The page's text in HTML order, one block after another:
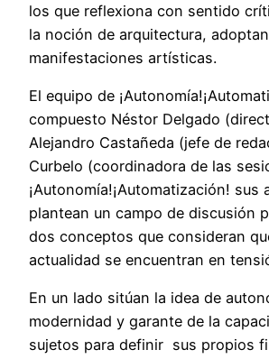
los que reflexiona con sentido
la noción de arquitectura,
manifestaciones artísticas.
El equipo de
compuesto Néstor Delgado
Alejandro Castañeda (jefe de
Curbelo (coordinadora de las
¡Autonomía!¡Automatización! sus
plantean un campo de discusión
dos conceptos que consideran
actualidad se encuentran en
En un lado sitúan la idea de
modernidad y garante de la
sujetos para definir sus propios